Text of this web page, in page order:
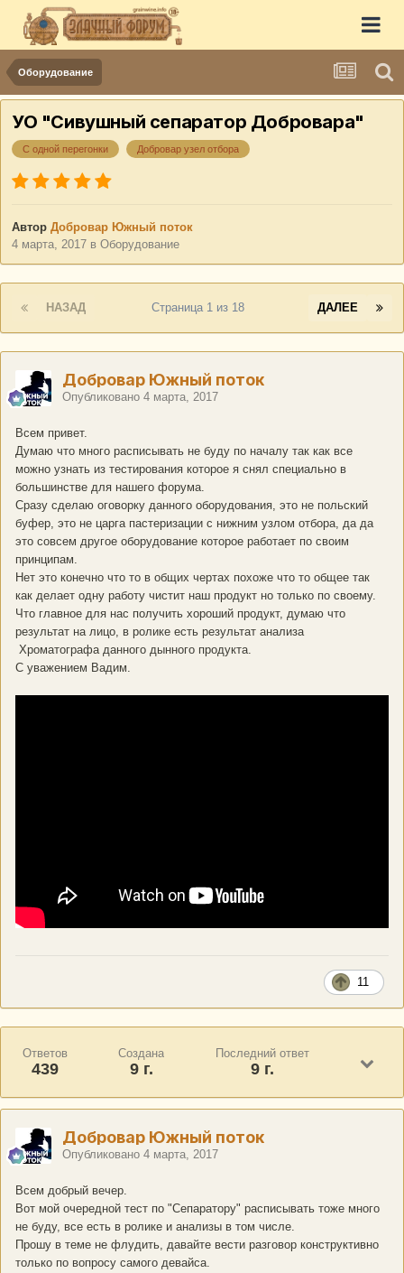
Оборудование
УО "Сивушный сепаратор Добровара"
С одной перегонки Добровар узел отбора
Автор Добровар Южный поток
4 марта, 2017 в Оборудование
НАЗАД ДАЛЕЕ
Страница 1 из 18
Добровар Южный поток
Опубликовано 4 марта, 2017
Всем привет.
Думаю что много расписывать не буду по началу так как все
можно узнать из тестирования которое я снял специально в
большинстве для нашего форума.
Сразу сделаю оговорку данного оборудования, это не польский
буфер, это не царга пастеризации с нижним узлом отбора, да да
это совсем другое оборудование которое работает по своим
принципам.
Нет это конечно что то в общих чертах похоже что то общее так
как делает одну работу чистит наш продукт но только по своему.
Что главное для нас получить хороший продукт, думаю что
результат на лицо, в ролике есть результат анализа
Хроматографа данного дынного продукта.
С уважением Вадим.
11
Ответов
439
Создана
9 г.
Последний ответ
9 г.
Добровар Южный поток
Опубликовано 4 марта, 2017
Всем добрый вечер.
Вот мой очередной тест по "Сепаратору" расписывать тоже много
не буду, все есть в ролике и анализы в том числе.
Прошу в теме не флудить, давайте вести разговор конструктивно
только по вопросу самого девайса.